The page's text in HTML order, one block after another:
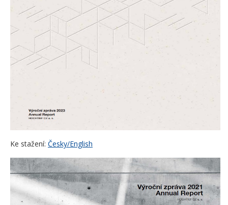
Ke stažení: Česky/English